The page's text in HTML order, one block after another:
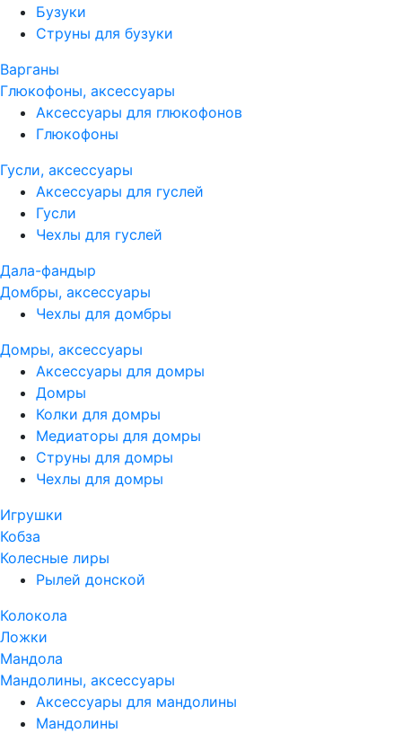
Бузуки
Струны для бузуки
Варганы
Глюкофоны, аксессуары
Аксессуары для глюкофонов
Глюкофоны
Гусли, аксессуары
Аксессуары для гуслей
Гусли
Чехлы для гуслей
Дала-фандыр
Домбры, аксессуары
Чехлы для домбры
Домры, аксессуары
Аксессуары для домры
Домры
Колки для домры
Медиаторы для домры
Струны для домры
Чехлы для домры
Игрушки
Кобза
Колесные лиры
Рылей донской
Колокола
Ложки
Мандола
Мандолины, аксессуары
Аксессуары для мандолины
Мандолины